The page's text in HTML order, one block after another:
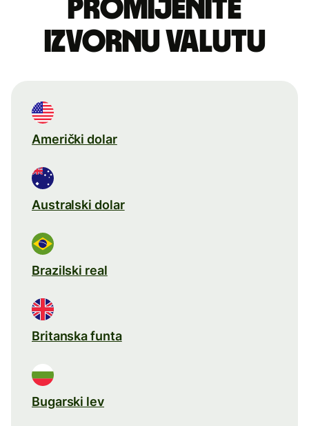
Promijenite
izvornu valutu
Američki dolar
Australski dolar
Brazilski real
Britanska funta
Bugarski lev